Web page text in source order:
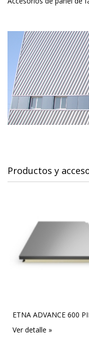
Productos y
ETNA ADVANCE 600
Ver detalle »